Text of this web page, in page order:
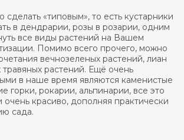
«типовым», то есть кустарники
в дендрарии, розы в розарии, одним
все виды растений на Вашем
Помимо всего прочего, можно
вечнозеленых растений, лиан
травяных растений. Ещё очень
в наше время являются каменистые
горки, рокарии, альпинарии, все это
очень красиво, дополняя практически
сада.